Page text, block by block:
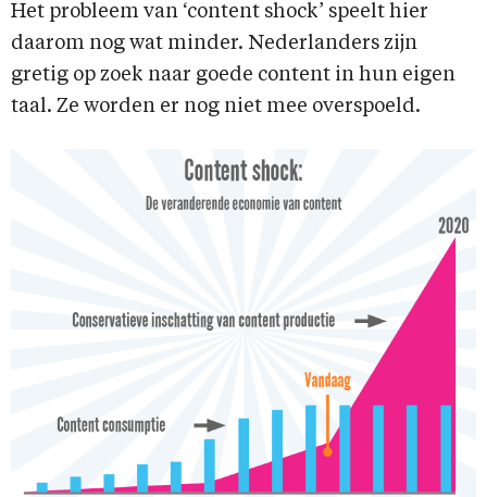
Het probleem van ‘content shock’ speelt hier
daarom nog wat minder. Nederlanders zijn
gretig op zoek naar goede content in hun eigen
taal. Ze worden er nog niet mee overspoeld.